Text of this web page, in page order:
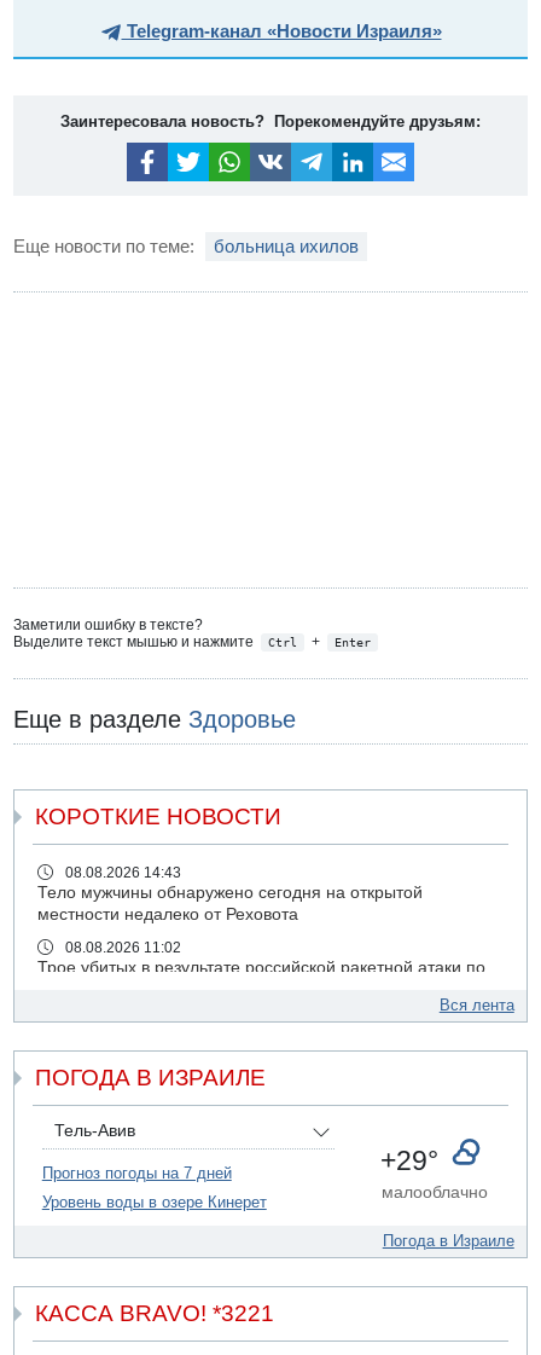
Telegram-канал «Новости Израиля»
Заинтересовала новость? Порекомендуйте друзьям:
Еще новости по теме: больница ихилов
Заметили ошибку в тексте?
Выделите текст мышью и нажмите
Ctrl + Enter
Еще в разделе Здоровье
КОРОТКИЕ НОВОСТИ
08.08.2026 14:43
Тело мужчины обнаружено сегодня на открытой
местности недалеко от Реховота
08.08.2026 11:02
Трое убитых в результате российской ракетной атаки по
07.08.2026 20:43
07.08.2026 20:41
Ynet: "Хизбалла" запустила БПЛА со взрывчаткой по
07.08.2026 19:16
ДТП в Ашдоде: тяжело ранены двое маленьких детей
07.08.2026 19:14
Дахан
Вся лента
ПОГОДА В ИЗРАИЛЕ
Тель-Авив
Прогноз погоды на 7 дней
Уровень воды в озере Кинерет
+29°
малооблачно
Погода в Израиле
КАССА BRAVO! *3221